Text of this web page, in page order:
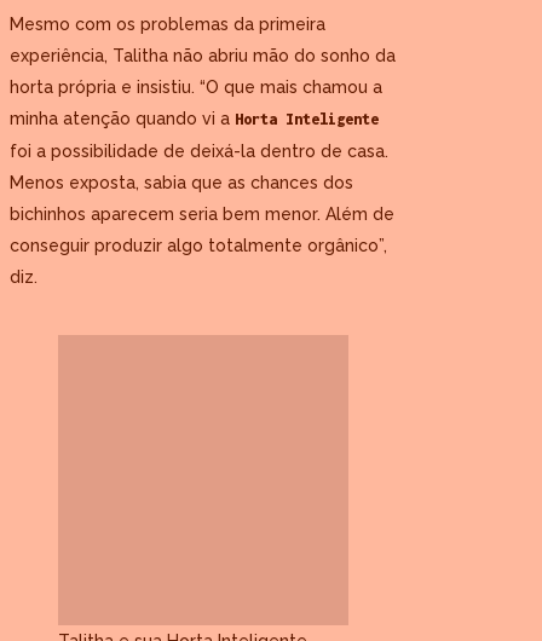
Mesmo com os problemas da primeira
experiência, Talitha não abriu mão do sonho da
horta própria e insistiu. “O que mais chamou a
minha atenção quando vi a Horta Inteligente
foi a possibilidade de deixá-la dentro de casa.
Menos exposta, sabia que as chances dos
bichinhos aparecem seria bem menor. Além de
conseguir produzir algo totalmente orgânico”,
diz.